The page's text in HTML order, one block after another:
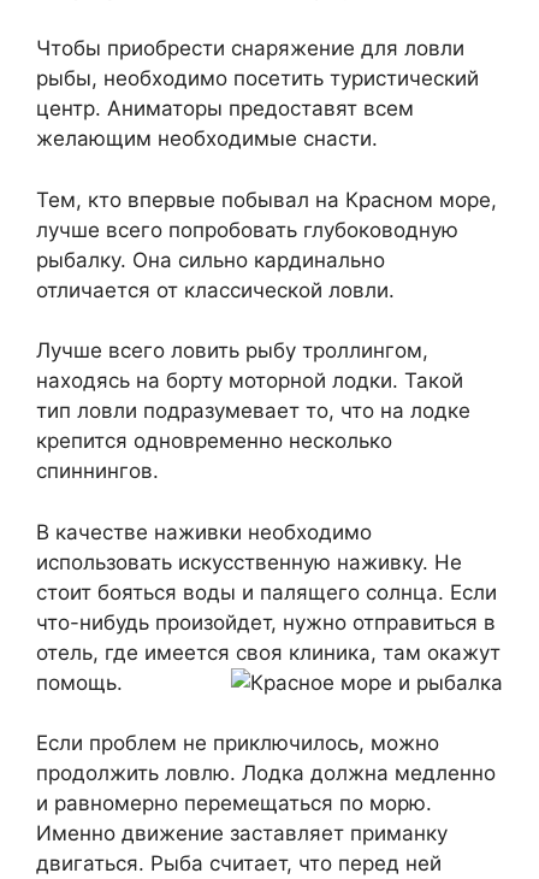
Чтобы приобрести снаряжение для ловли
рыбы, необходимо посетить туристический
центр. Аниматоры предоставят всем
желающим необходимые снасти.
Тем, кто впервые побывал на Красном море,
лучше всего попробовать глубоководную
рыбалку. Она сильно кардинально
отличается от классической ловли.
Лучше всего ловить рыбу троллингом,
находясь на борту моторной лодки. Такой
тип ловли подразумевает то, что на лодке
крепится одновременно несколько
спиннингов.
В качестве наживки необходимо
использовать искусственную наживку. Не
стоит бояться воды и палящего солнца. Если
что-нибудь произойдет, нужно отправиться в
отель, где имеется своя клиника, там окажут
помощь.
Если проблем не приключилось, можно
продолжить ловлю. Лодка должна медленно
и равномерно перемещаться по морю.
Именно движение заставляет приманку
двигаться. Рыба считает, что перед ней